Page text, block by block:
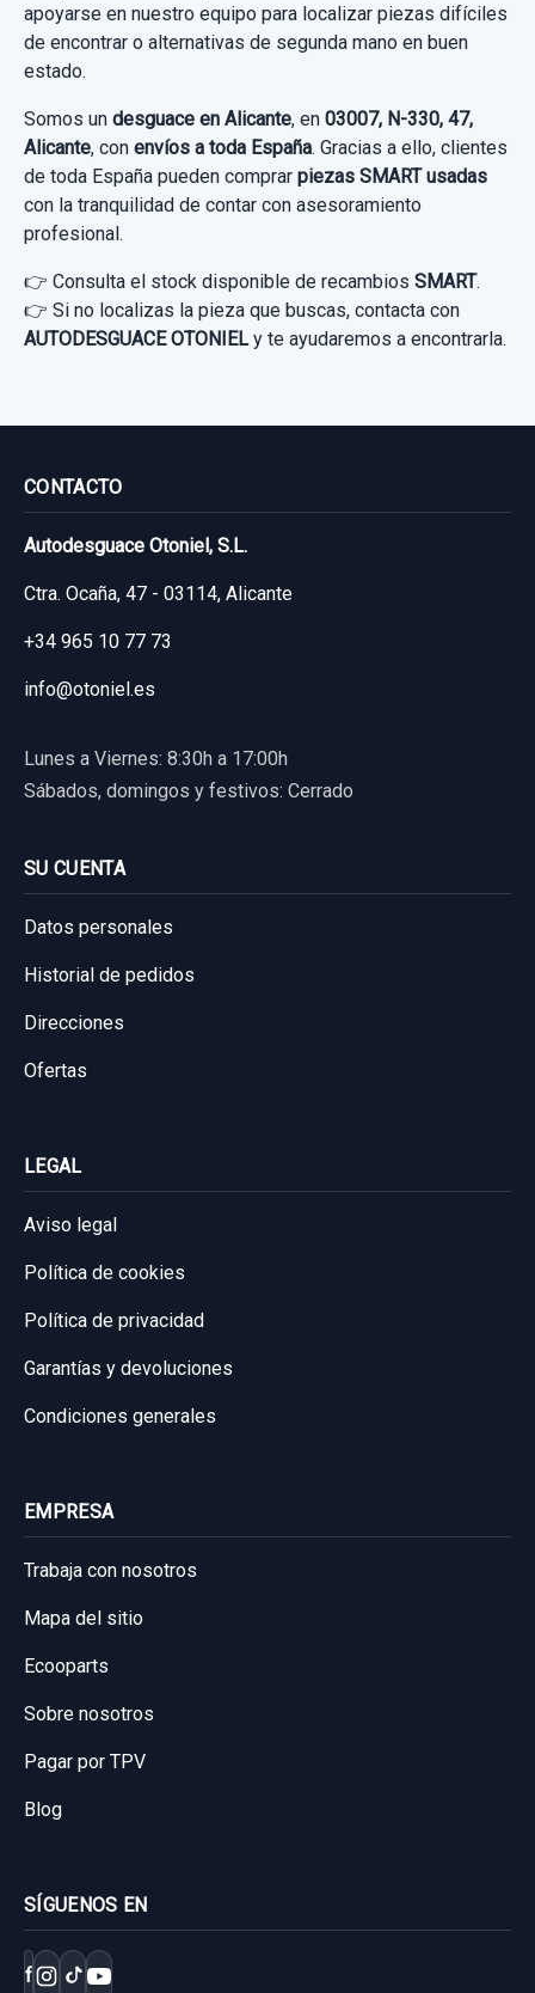
CONMUTADOR DE ARRANQUE MR587813
CONMUTADOR DE ARRANQUE MR587813
usado.
Ref:794241
26,44 €
Consultar por whatsapp
4545001103
ELECTROVENTILADOR A4545001103...
SMART FORFOUR CDI (70KW)
Consultar por whatsapp
apoyarse en nuestro equipo para localizar piezas difíciles
de encontrar o alternativas de segunda mano en buen
estado.
Somos un desguace en Alicante, en 03007, N-330, 47,
Alicante, con envíos a toda España. Gracias a ello, clientes
de toda España pueden comprar piezas SMART usadas
con la tranquilidad de contar con asesoramiento
profesional.
👉 Consulta el stock disponible de recambios SMART.
👉 Si no localizas la pieza que buscas, contacta con
AUTODESGUACE OTONIELy te ayudaremos a encontrarla.
CONTACTO
Autodesguace Otoniel, S.L.
Ctra. Ocaña, 47 - 03114, Alicante
+34 965 10 77 73
info@otoniel.es
Lunes a Viernes: 8:30h a 17:00h
Sábados, domingos y festivos: Cerrado
SU CUENTA
Datos personales
Historial de pedidos
Direcciones
Ofertas
LEGAL
Aviso legal
Política de cookies
Política de privacidad
Garantías y devoluciones
Condiciones generales
EMPRESA
Trabaja con nosotros
Mapa del sitio
Ecooparts
Sobre nosotros
Pagar por TPV
Blog
SÍGUENOS EN
f